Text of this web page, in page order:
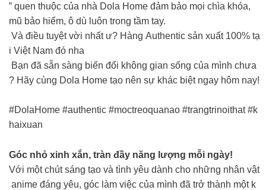
” quen thuộc của nhà Dola Home đảm bảo mọi chìa khóa,
mũ bảo hiểm, ô dù luôn trong tầm tay.
Và điều tuyệt vời nhất ư? Hàng Authentic sản xuất 100% tạ
i Việt Nam đó nha
Bạn đã sẵn sàng biến đổi không gian sống của mình chưa
? Hãy cùng Dola Home tạo nên sự khác biệt ngay hôm nay!
#DolaHome #authentic #moctreoquanao #trangtrinoithat #k
haixuan
Góc nhỏ xinh xắn, tràn đầy năng lượng mỗi ngày!
Với một chút sáng tạo và tình yêu dành cho những nhân vật
anime đáng yêu, góc làm việc của mình đã trở thành một k